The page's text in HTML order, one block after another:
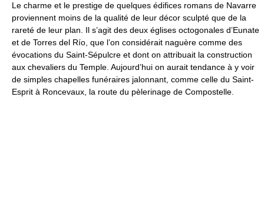
Le charme et le prestige de quelques édifices romans de Navarre
proviennent moins de la qualité de leur décor sculpté que de la
rareté de leur plan. Il s’agit des deux églises octogonales d’Eunate
et de Torres del Río, que l’on considérait naguère comme des
évocations du Saint-Sépulcre et dont on attribuait la construction
aux chevaliers du Temple. Aujourd’hui on aurait tendance à y voir
de simples chapelles funéraires jalonnant, comme celle du Saint-
Esprit à Roncevaux, la route du pèlerinage de Compostelle.